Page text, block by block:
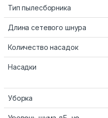
Тип пылесборника
Длина сетевого шнура
Количество насадок
Насадки
Уборка